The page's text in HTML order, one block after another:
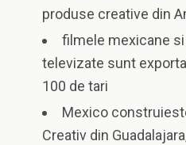
produse creative din
filmele mexicane
televizate sunt
100 de tari
Mexico
Creativ din